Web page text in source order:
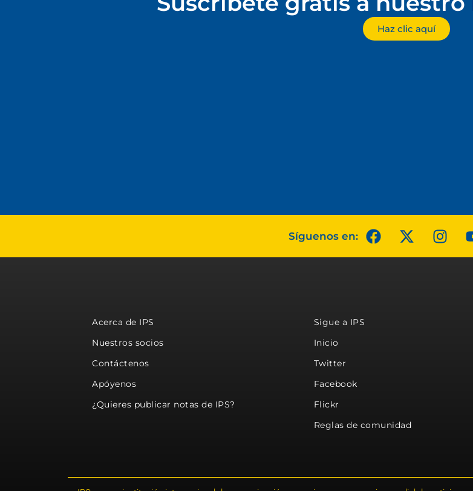
Haz clic aquí
Síguenos en:
Acerca de IPS
Nuestros socios
Contáctenos
Apóyenos
¿Quieres publicar notas de IPS?
Sigue a IPS
Inicio
Twitter
Facebook
Flickr
Reglas de comunidad